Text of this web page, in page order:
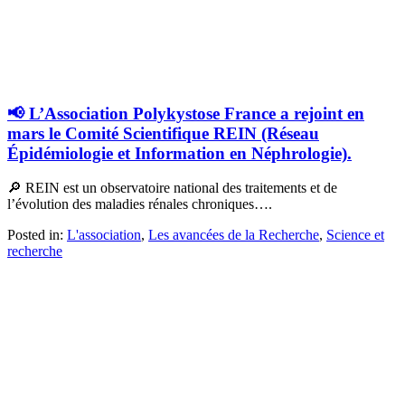
📢 L’Association Polykystose France a rejoint en
mars le Comité Scientifique REIN (Réseau
Épidémiologie et Information en Néphrologie).
🔎 REIN est un observatoire national des traitements et de
l’évolution des maladies rénales chroniques….
Posted in: L'association, Les avancées de la Recherche, Science et
recherche